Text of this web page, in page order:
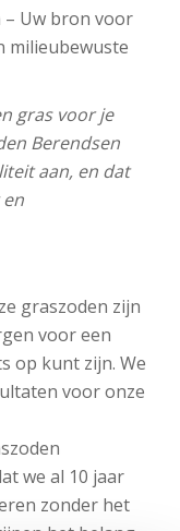
– Uw bron voor
milieubewuste
gras voor je
Berendsen
aan, en dat
graszoden zijn
voor een
op kunt zijn. We
voor onze
we al 10 jaar
zonder het